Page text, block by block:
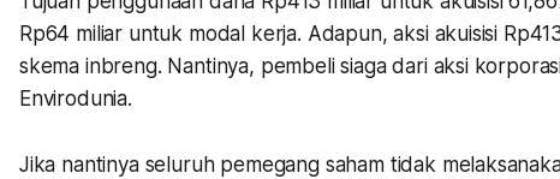
Rp64 miliar untuk modal kerja. Adapun, aksi akuisisi
skema inbreng. Nantinya, pembeli siaga dari aksi
Envirodunia.
Jika nantinya seluruh pemegang saham tidak